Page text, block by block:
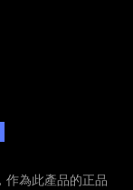
作為此產品的正品